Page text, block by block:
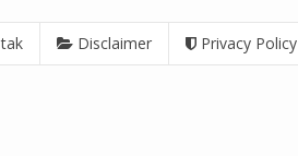
Disclaimer Privacy Policy